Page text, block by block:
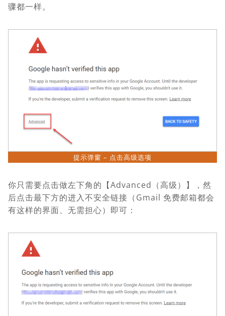
骤都一样。
提示弹窗 – 点击高级选项
你只需要点击做左下角的【Advanced（高级）】，然
后点击最下方的进入不安全链接（Gmail 免费邮箱都会
有这样的界面、无需担心）即可：